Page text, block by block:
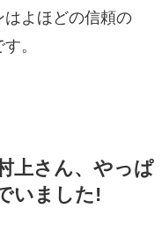
はよほどの信頼の
。
上さん、やっぱ
いました!